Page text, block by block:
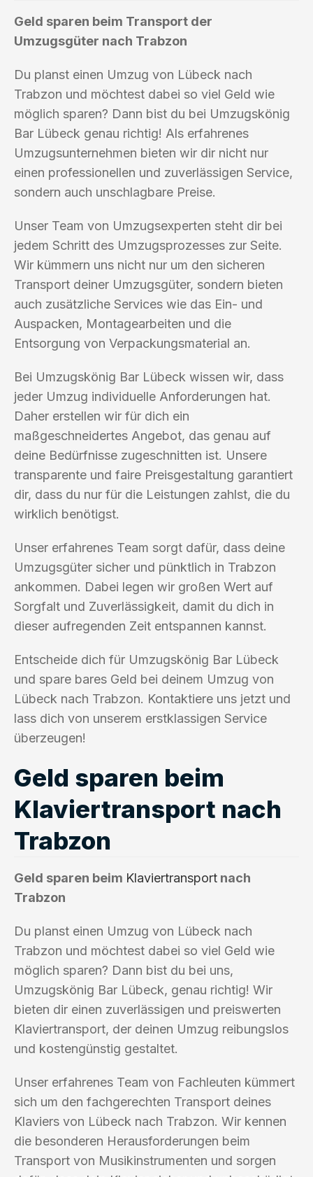
Geld sparen beim Transport der
Umzugsgüter nach Trabzon
Du planst einen Umzug von Lübeck nach
Trabzon und möchtest dabei so viel Geld wie
möglich sparen? Dann bist du bei Umzugskönig
Bar Lübeck genau richtig! Als erfahrenes
Umzugsunternehmen bieten wir dir nicht nur
einen professionellen und zuverlässigen Service,
sondern auch unschlagbare Preise.
Unser Team von Umzugsexperten steht dir bei
jedem Schritt des Umzugsprozesses zur Seite.
Wir kümmern uns nicht nur um den sicheren
Transport deiner Umzugsgüter, sondern bieten
auch zusätzliche Services wie das Ein- und
Auspacken, Montagearbeiten und die
Entsorgung von Verpackungsmaterial an.
Bei Umzugskönig Bar Lübeck wissen wir, dass
jeder Umzug individuelle Anforderungen hat.
Daher erstellen wir für dich ein
maßgeschneidertes Angebot, das genau auf
deine Bedürfnisse zugeschnitten ist. Unsere
transparente und faire Preisgestaltung garantiert
dir, dass du nur für die Leistungen zahlst, die du
wirklich benötigst.
Unser erfahrenes Team sorgt dafür, dass deine
Umzugsgüter sicher und pünktlich in Trabzon
ankommen. Dabei legen wir großen Wert auf
Sorgfalt und Zuverlässigkeit, damit du dich in
dieser aufregenden Zeit entspannen kannst.
Entscheide dich für Umzugskönig Bar Lübeck
und spare bares Geld bei deinem Umzug von
Lübeck nach Trabzon. Kontaktiere uns jetzt und
lass dich von unserem erstklassigen Service
überzeugen!
Geld sparen beim
Klaviertransport nach
Trabzon
Geld sparen beim Klaviertransport nach
Trabzon
Du planst einen Umzug von Lübeck nach
Trabzon und möchtest dabei so viel Geld wie
möglich sparen? Dann bist du bei uns,
Umzugskönig Bar Lübeck, genau richtig! Wir
bieten dir einen zuverlässigen und preiswerten
Klaviertransport, der deinen Umzug reibungslos
und kostengünstig gestaltet.
Unser erfahrenes Team von Fachleuten kümmert
sich um den fachgerechten Transport deines
Klaviers von Lübeck nach Trabzon. Wir kennen
die besonderen Herausforderungen beim
Transport von Musikinstrumenten und sorgen